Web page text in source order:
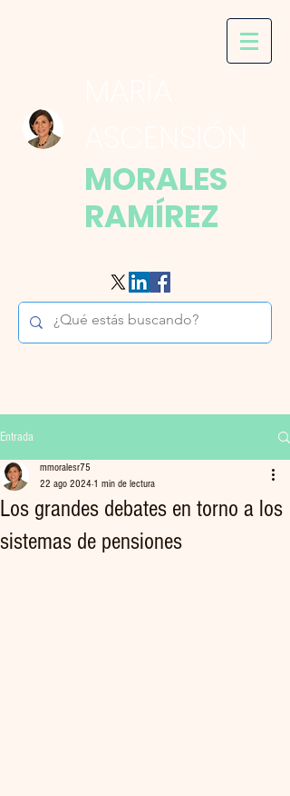
MORALES
RAMÍREZ
Entrada
Los grandes debates en torno a los
sistemas de pensiones
mmoralesr75
22 ago 2024 1 min de lectura